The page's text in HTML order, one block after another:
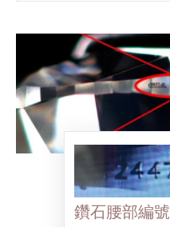
鑽石腰部編號